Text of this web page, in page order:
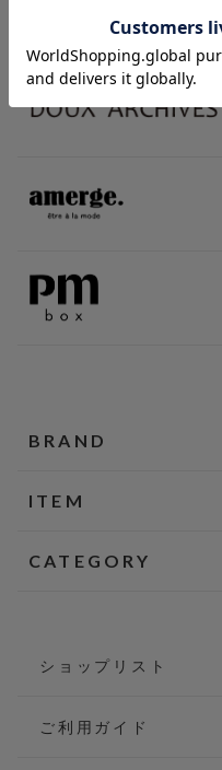
BRAND
ITEM
CATEGORY
ショップリスト
ご利用ガイド